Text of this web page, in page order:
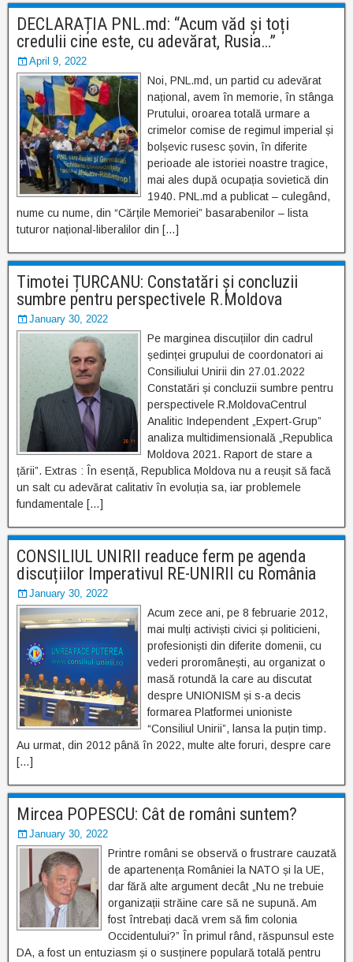
DECLARAȚIA PNL.md: “Acum văd și toți
credulii cine este, cu adevărat, Rusia…”
April 9, 2022
Noi, PNL.md, un partid cu adevărat
național, avem în memorie, în stânga
Prutului, oroarea totală urmare a
crimelor comise de regimul imperial și
bolșevic rusesc șovin, în diferite
perioade ale istoriei noastre tragice,
mai ales după ocupația sovietică din
1940. PNL.md a publicat – culegând,
nume cu nume, din “Cărțile Memoriei” basarabenilor – lista
tuturor național-liberalilor din […]
Timotei ȚURCANU: Constatări și concluzii
sumbre pentru perspectivele R.Moldova
January 30, 2022
Pe marginea discuțiilor din cadrul
ședinței grupului de coordonatori ai
Consiliului Unirii din 27.01.2022
Constatări și concluzii sumbre pentru
perspectivele R.MoldovaCentrul
Analitic Independent „Expert-Grup”
analiza multidimensională „Republica
Moldova 2021. Raport de stare a
țării”. Extras : În esență, Republica Moldova nu a reușit să facă
un salt cu adevărat calitativ în evoluția sa, iar problemele
fundamentale […]
CONSILIUL UNIRII readuce ferm pe agenda
discuțiilor Imperativul RE-UNIRII cu România
January 30, 2022
Acum zece ani, pe 8 februarie 2012,
mai mulți activiști civici și politicieni,
profesioniști din diferite domenii, cu
vederi proromânești, au organizat o
masă rotundă la care au discutat
despre UNIONISM și s-a decis
formarea Platformei unioniste
“Consiliul Unirii”, lansa la puțin timp.
Au urmat, din 2012 până în 2022, multe alte foruri, despre care
[…]
Mircea POPESCU: Cât de români suntem?
January 30, 2022
Printre români se observă o frustrare cauzată
de apartenența României la NATO și la UE,
dar fără alte argument decât „Nu ne trebuie
organizații străine care să ne supună. Am
fost întrebați dacă vrem să fim colonia
Occidentului?” În primul rând, răspunsul este
DA, a fost un entuziasm și o susținere populară totală pentru